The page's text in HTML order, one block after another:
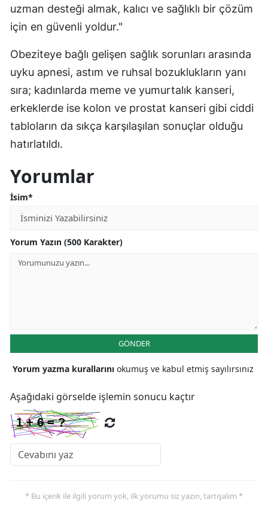
uzman desteği almak, kalıcı ve sağlıklı bir çözüm
için en güvenli yoldur."
Obeziteye bağlı gelişen sağlık sorunları arasında
uyku apnesi, astım ve ruhsal bozuklukların yanı
sıra; kadınlarda meme ve yumurtalık kanseri,
erkeklerde ise kolon ve prostat kanseri gibi ciddi
tabloların da sıkça karşılaşılan sonuçlar olduğu
hatırlatıldı.
Yorumlar
İsim*
Yorum Yazın (500 Karakter)
GÖNDER
Yorum yazma kurallarını okumuş ve kabul etmiş sayılırsınız
Aşağıdaki görselde işlemin sonucu kaçtır
* Bu içerik ile ilgili yorum yok, ilk yorumu siz yazın, tartışalım *